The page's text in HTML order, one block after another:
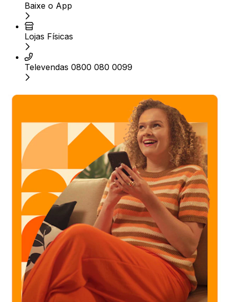
Baixe o App
Lojas Físicas
Televendas 0800 080 0099